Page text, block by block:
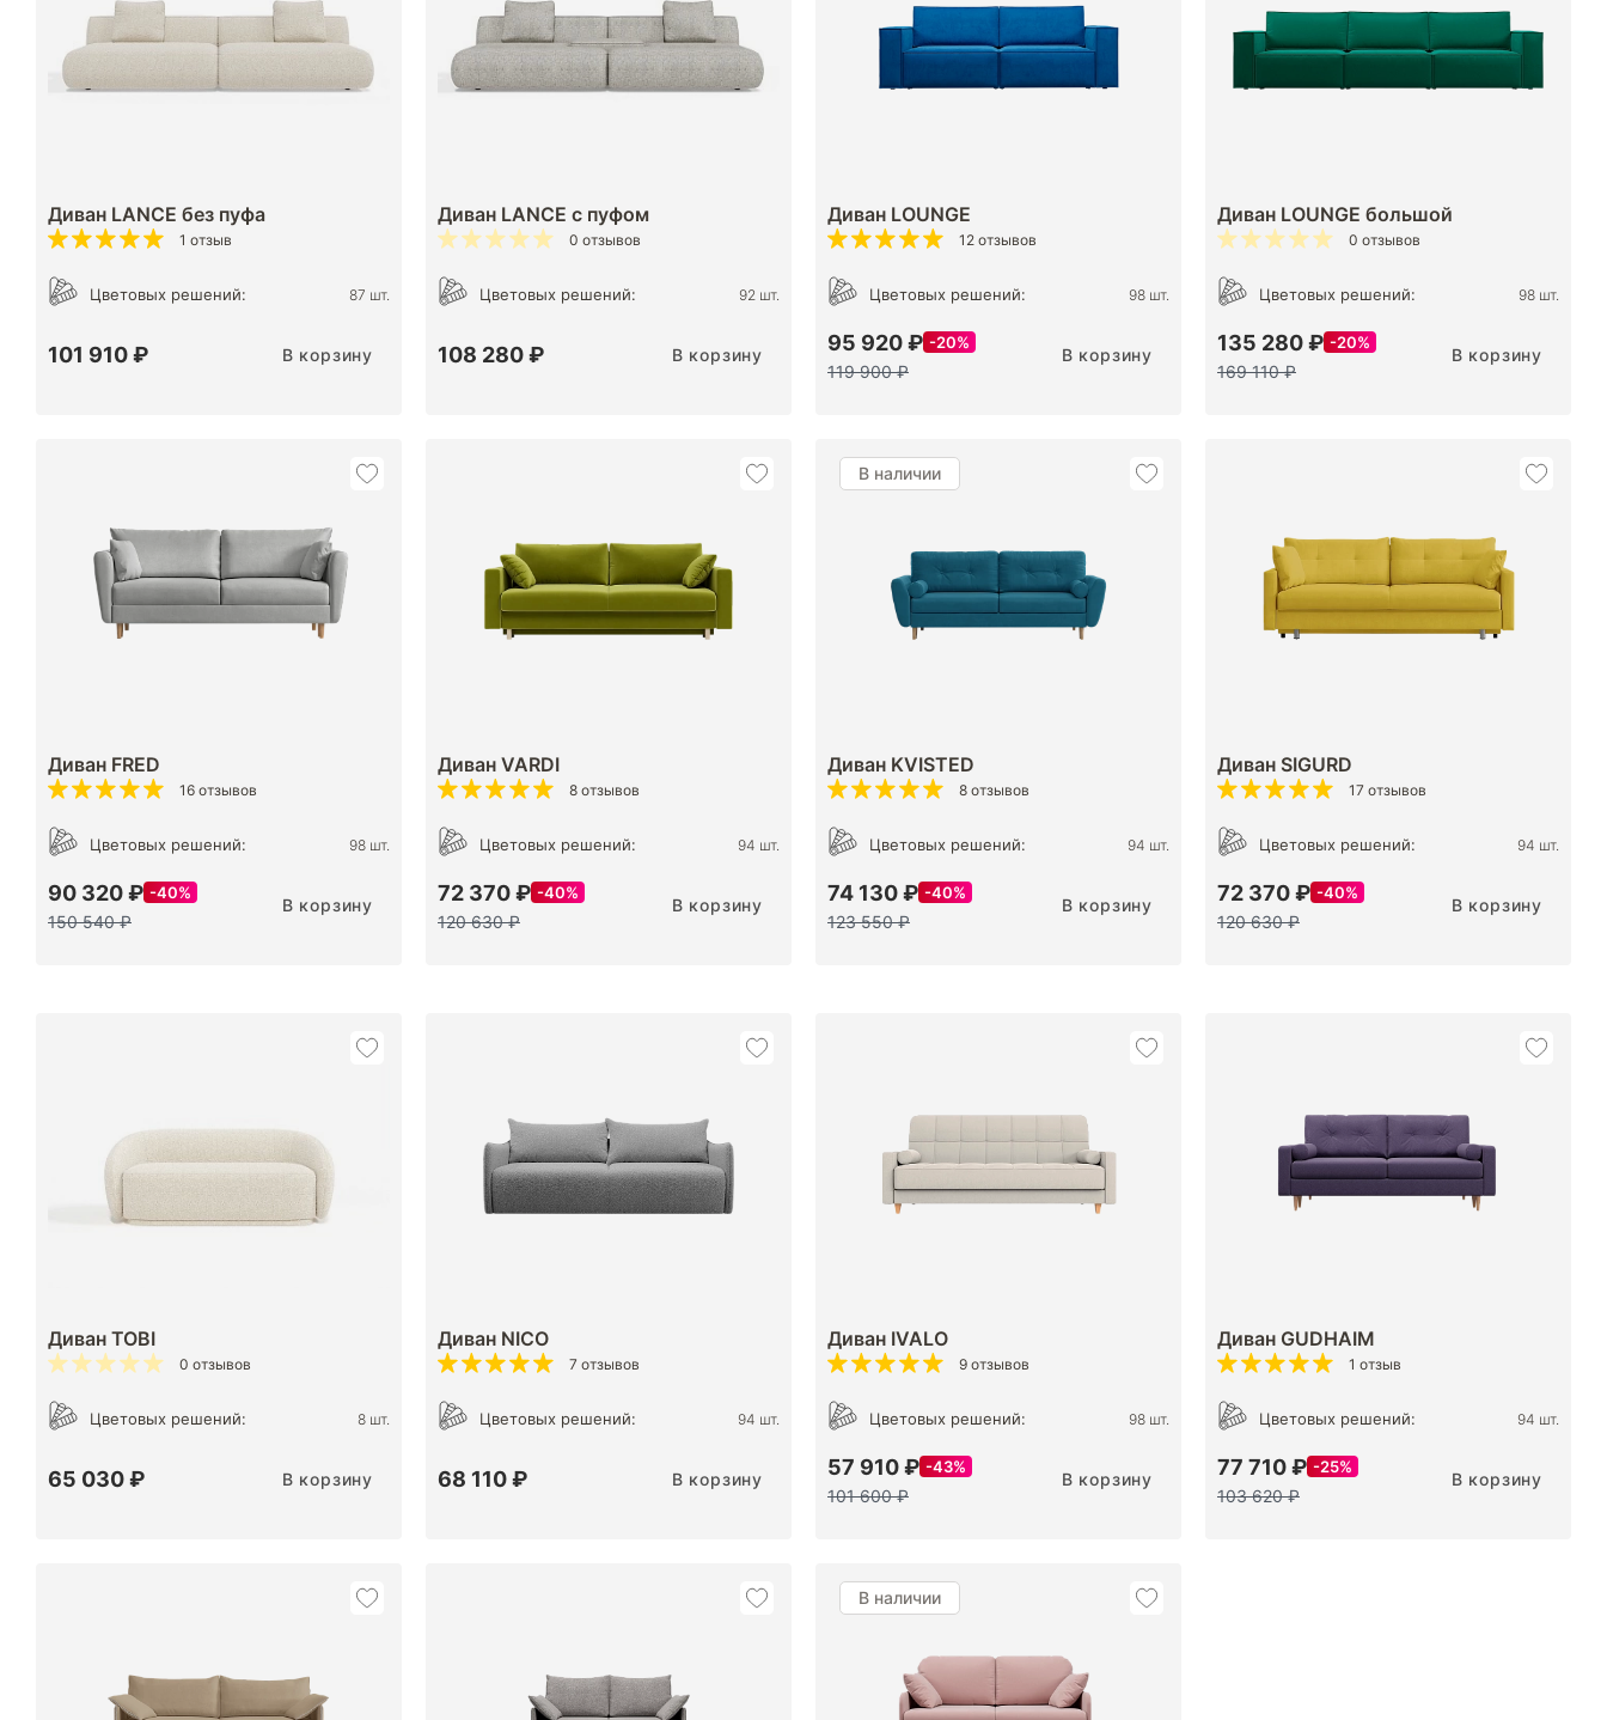
Диван LANCE без пуфа
1 отзыв
Цветовых решений: 87 шт.
101 910 ₽ В корзину
Диван LANCE с пуфом
0 отзывов
Цветовых решений: 92 шт.
108 280 ₽ В корзину
Диван LOUNGE
12 отзывов
Цветовых решений: 98 шт.
95 920 ₽ 20%
119 900 ₽
В корзину
Диван LOUNGE большой
0 отзывов
Цветовых решений: 98 шт.
135 280 ₽ 20%
169 110 ₽
В корзину
Диван FRED
16 отзывов
Цветовых решений: 98 шт.
90 320 ₽ 40%
150 540 ₽
В корзину
Диван VARDI
8 отзывов
Цветовых решений: 94 шт.
72 370 ₽ 40%
120 630 ₽
В корзину
В наличии
Диван KVISTED
8 отзывов
Цветовых решений: 94 шт.
74 130 ₽ 40%
123 550 ₽
В корзину
Диван SIGURD
17 отзывов
Цветовых решений: 94 шт.
72 370 ₽ 40%
120 630 ₽
В корзину
Диван TOBI
0 отзывов
Цветовых решений: 8 шт.
65 030 ₽ В корзину
Диван NICO
7 отзывов
Цветовых решений: 94 шт.
68 110 ₽ В корзину
Диван IVALO
9 отзывов
Цветовых решений: 98 шт.
57 910 ₽ 43%
101 600 ₽
В корзину
Диван GUDHAIM
1 отзыв
Цветовых решений: 94 шт.
77 710 ₽ 25%
103 620 ₽
В корзину
В наличии